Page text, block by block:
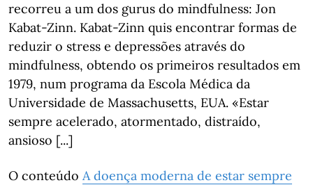
recorreu a um dos gurus do mindfulness: Jon
Kabat-Zinn. Kabat-Zinn quis encontrar formas de
reduzir o stress e depressões através do
mindfulness, obtendo os primeiros resultados em
1979, num programa da Escola Médica da
Universidade de Massachusetts, EUA. «Estar
sempre acelerado, atormentado, distraído,
ansioso [...]
O conteúdo A doença moderna de estar sempre